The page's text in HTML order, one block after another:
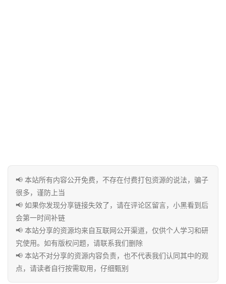
工
博
客
文
章
📢 本站所有内容公开免费，不存在付费打包资源的说法，骗子
很多，谨防上当
📢 如果你发现分享链接失效了，请在评论区留言，小黑看到后
会第一时间补链
📢 本站分享的资源均来自互联网公开渠道，仅供个人学习和研
究使用。如有版权问题，请联系我们删除
📢 本站不对分享的资源内容负责，也不代表我们认同其中的观
点，请读者自行按需取用，仔细甄别